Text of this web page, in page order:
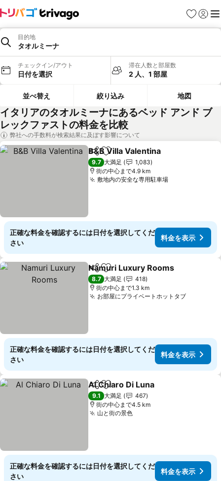
お気に入り
ログイ
メ
目的地
タオルミーナ
チェックイン/アウト
日付を選択
滞在人数と部屋数
2 人、1 部屋
並べ替え 絞り込み 地図
イタリアのタオルミーナにあるベッド アンド ブ
レックファストの料金を比較
弊社への手数料が検索結果に及ぼす影響について
シェアお気に入りに追加
B&B Villa Valentina
9.7 大満足
1,083
街の中心まで4.9 km
敷地内の安全な専用駐車場料金を表示
正確な料金を確認するには日付を選択してくだ
さい
料金を表示
シェアお気に入りに追加
Namuri Luxury Rooms
8.7 大満足
418
街の中心まで1.3 km
お部屋にプライベートホットタブ
正確な料金を確認するには日付を選択してくだ
さい
料金を表示
シェアお気に入りに追加
Al Chiaro Di Luna
9.1 大満足
467
街の中心まで4.5 km
山と街の景色料金を表示
正確な料金を確認するには日付を選択してくだ
さい
料金を表示